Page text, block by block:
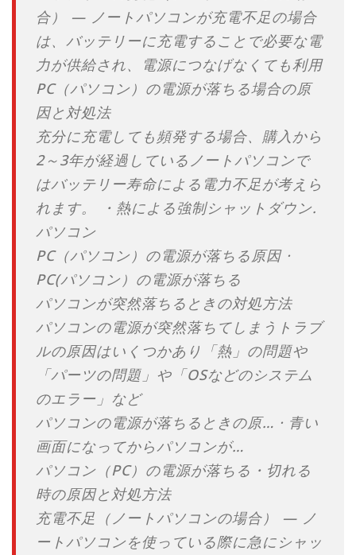
合） — ノートパソコンが充電不足の場合
は、バッテリーに充電することで必要な電
力が供給され、電源につなげなくても利用
PC（パソコン）の電源が落ちる場合の原
因と対処法
充分に充電しても頻発する場合、購入から
2～3年が経過しているノートパソコンで
はバッテリー寿命による電力不足が考えら
れます。 ・熱による強制シャットダウン.
パソコン
‎PC（パソコン）の電源が落ちる原因 ·
‎PC(パソコン）の電源が落ちる
パソコンが突然落ちるときの対処方法
パソコンの電源が突然落ちてしまうトラブ
ルの原因はいくつかあり「熱」の問題や
「パーツの問題」や「OSなどのシステム
のエラー」など
‎パソコンの電源が落ちるときの原… · ‎青い
画面になってからパソコンが…
パソコン（PC）の電源が落ちる・切れる
時の原因と対処方法
充電不足（ノートパソコンの場合） — ノ
ートパソコンを使っている際に急にシャッ